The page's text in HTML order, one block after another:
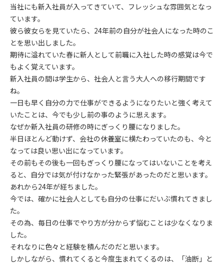
当社にも新入社員が入ってきていて、フレッシュな雰囲気となっ
ています。
彼ら彼女らを見ていたら、24年前の自分が社会人になった時のこ
とを思い出しました。
期待に溢れていた春に新人として前職に入社した時の感覚は今で
もよく覚えています。
新入社員の間は学生から、社会人と言う大人への移行期間です
ね。
一日も早く自分の力で仕事ができるようになりたいと強く考えて
いたことは、今でも少し前の事のように思えます。
なぜか新入社員の研修の時にぎっくり腰になりました。
半日ほとんど動けず、会社の休養室に横たわっていたのも、今と
なっては良い思い出になっています。
その前もその後も一回もぎっくり腰になってはいないことを考え
ると、自分では気が付けなかった緊張があったのだと思います。
あれから24年が経ちました。
今では、確かに社会人としても自分の仕事にだいぶ慣れてきまし
た。
その為、毎日の仕事でやり方が分からず悩むことは少なくなりま
した。
それなりに色々と経験を積んだのだと思います。
しかしながら、慣れてくると今度生まれてくるのは、「油断」と